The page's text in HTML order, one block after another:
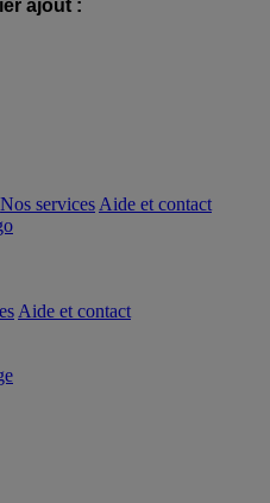
ajout :
Nos services Aide et contact
Aide et contact